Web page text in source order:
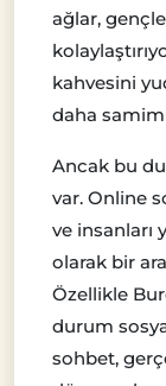
ağlar,
kahvesini
daha
Ancak bu
var. Online
ve insanları
olarak bir
Özellikle
durum
sohbet,